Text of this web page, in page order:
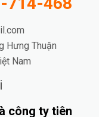
Hưng Thuận
Nam
công ty tiên